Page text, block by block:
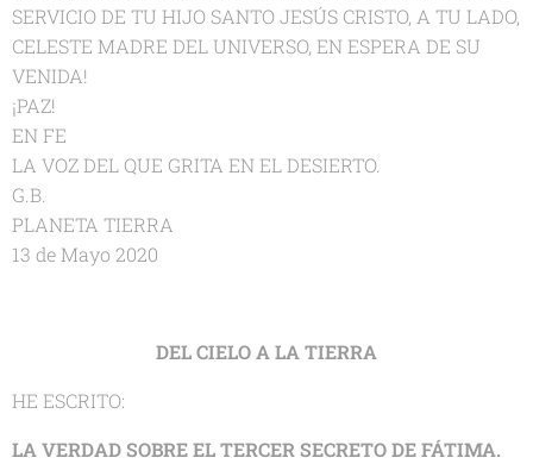
SERVICIO DE TU HIJO SANTO JESÚS CRISTO, A TU LADO,
CELESTE MADRE DEL UNIVERSO, EN ESPERA DE SU
VENIDA!
¡PAZ!
EN FE
LA VOZ DEL QUE GRITA EN EL DESIERTO.
G.B.
PLANETA TIERRA
13 de Mayo 2020
DEL CIELO A LA TIERRA
HE ESCRITO:
LA VERDAD SOBRE EL TERCER SECRETO DE FÁTIMA.